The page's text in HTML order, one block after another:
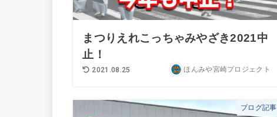
まつりえれこっちゃみやざき2021中
止！
2021.08.25 ほんみや宮崎プロジェクト
ブログ記事